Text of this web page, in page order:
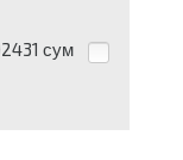
сум